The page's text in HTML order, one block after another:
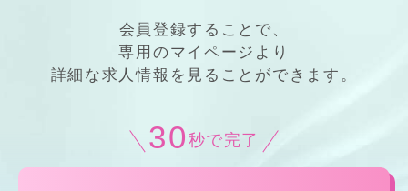
会員登録することで、
専用のマイページ より
詳細 な求人情報 を見ることができます。
30 秒で完了